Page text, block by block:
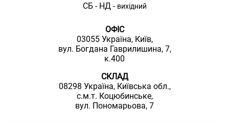
СБ - НД - вихідний
ОФІС
03055 Україна, Київ,
вул. Богдана Гаврилишина, 7,
к.400
СКЛАД
08298 Україна, Київська обл.,
с.м.т. Коцюбинське,
вул. Пономарьова, 7